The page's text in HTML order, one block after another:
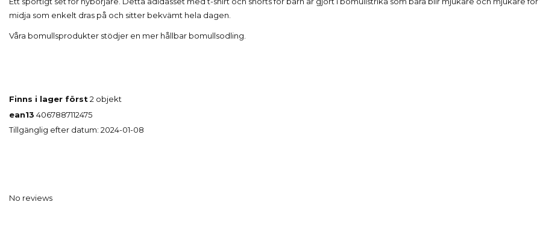
midja som enkelt dras på och sitter bekvämt hela dagen.
Våra bomullsprodukter stödjer en mer hållbar bomullsodling.
Finns i lager först2 objekt
ean13 4067887112475
Tillgänglig efter datum: 2024-01-08
No reviews